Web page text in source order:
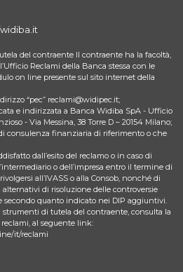
del contraente Il contraente ha la facoltà,
Reclami della Banca stessa con le
on line presente sul sito internet della
“pec” reclami@widipec.it;
e indirizzata a Banca Widiba SpA - Ufficio
- Via Messina, 38 Torre D – 20154 Milano;
consulenza finanziaria di riferimento o che
dall’esito del reclamo o in caso di
o dell’impresa entro il termine di
all’IVASS o alla Consob, nonché di
di risoluzione delle controversie
quanto indicato nei DIP aggiuntivi.
di tutela del contraente, consulta la
al seguente link:
it/reclami